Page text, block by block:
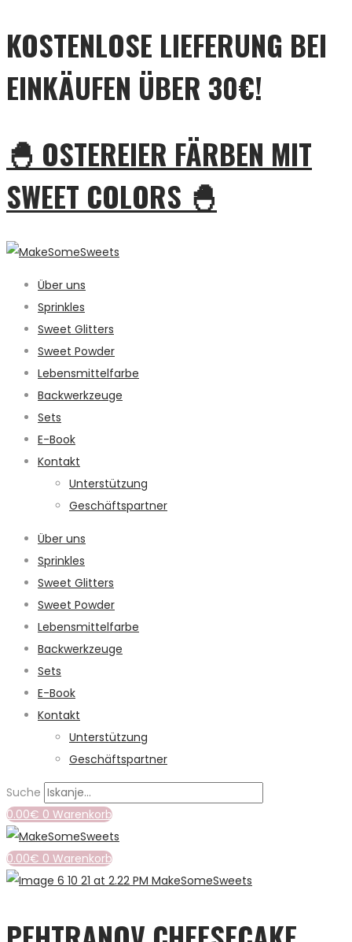
KOSTENLOSE LIEFERUNG BEI
EINKÄUFEN ÜBER 30€!
🐣 OSTEREIER FÄRBEN MIT
SWEET COLORS 🐣
Über uns
Sprinkles
Sweet Glitters
Sweet Powder
Lebensmittelfarbe
Backwerkzeuge
Sets
E-Book
Kontakt
Unterstützung
Geschäftspartner
Über uns
Sprinkles
Sweet Glitters
Sweet Powder
Lebensmittelfarbe
Backwerkzeuge
Sets
E-Book
Kontakt
Unterstützung
Geschäftspartner
Suche
0.00€ 0 Warenkorb
0.00€ 0 Warenkorb